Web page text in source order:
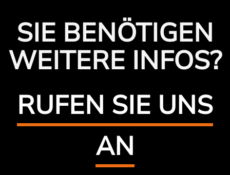
SIE BENÖTIGEN
WEITERE INFOS?
RUFEN SIE UNS
AN